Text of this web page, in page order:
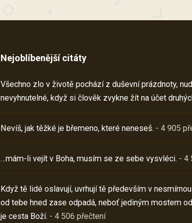
Nejoblíbenější citáty
Všechno zlo v životě pochází z duševní prázdnoty,
nevyhnutelné, když si člověk zvykne žít na účet
Nevíš, jak těžké je břemeno, které neneseš. - 4 905
…mám-li vejít v Boha, musím se ze sebe vysvléci. - 4
Když tě lidé oslavují, uvrhují tě především v
od tebe hned zase odpadá, neboť jediným mostem
je cesta Boží. - 4 506 přečtení